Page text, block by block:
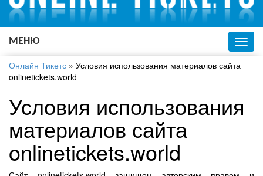
Русский
Украинский
МЕНЮ
Онлайн Тикетс » Условия использования материалов сайта
onlinetickets.world
Условия использования
материалов сайта
onlinetickets.world